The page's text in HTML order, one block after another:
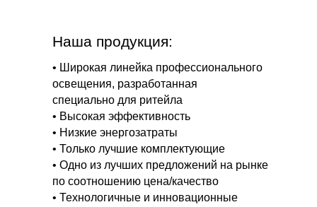
• Широкая линейка профессионального
освещения, разработанная
специально для ритейла
• Высокая эффективность
• Низкие энергозатраты
• Только лучшие комплектующие
• Одно из лучших предложений на рынке
по соотношению цена/качество
• Технологичные и инновационные
Наша продукция: